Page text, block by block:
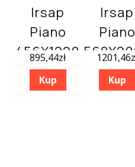
Irsap
Piano
456X1220
895,44zł
Kup
Irsap
Piano
1201,46
Kup